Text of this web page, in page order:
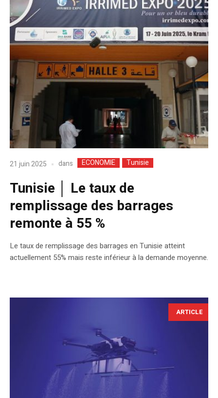
21 juin 2025 dans ECONOMIE Tunisie
Tunisie │ Le taux de
remplissage des barrages
remonte à 55 %
Le taux de remplissage des barrages en Tunisie atteint
actuellement 55% mais reste inférieur à la demande moyenne.
ARTICLE